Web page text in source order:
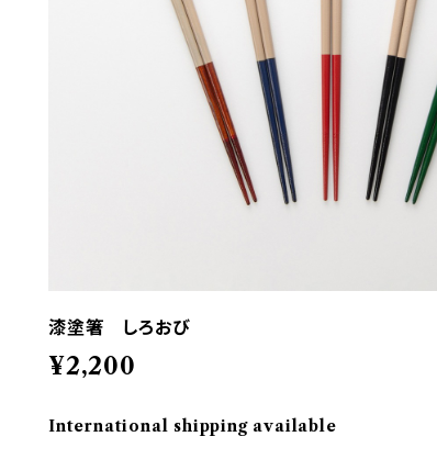
漆塗箸 しろおび
¥2,200
International shipping available